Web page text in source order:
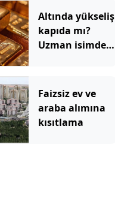
Altında yükseliş
kapıda mı?
Uzman isimden
Faizsiz ev ve
araba alımına
kısıtlama